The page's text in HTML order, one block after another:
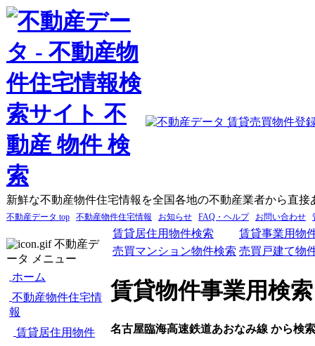
新鮮な不動産物件住宅情報を全国各地の不動産業者から直接
不動産データ top 不動産物件住宅情報 お知らせ FAQ・ヘルプ お問い合わせ
不動産デ
ータ メニュー
ホーム
不動産物件住宅情
報
賃貸居住用物件
賃貸居住用物件検索
賃貸事業用物
売買マンション物件検索 売買戸建て物
賃貸物件事業用検索
名古屋臨海高速鉄道あおなみ線 から検索